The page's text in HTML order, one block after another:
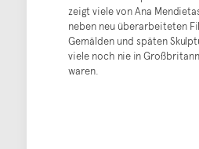
zeigt viele von Ana
neben neu überarbeiteten
Gemälden und späten
viele noch nie in
waren.